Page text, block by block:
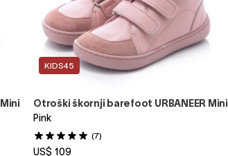
KIDS45
Otroški škornji barefoot URBANEER Mini
Pink
(7)
US$ 109